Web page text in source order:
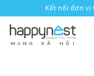
Kết nối đơn vị
M Ạ N G X Ã H Ộ I